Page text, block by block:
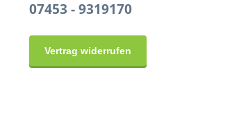
07453 - 9319170
Vertrag widerrufen